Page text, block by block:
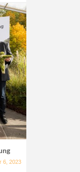
6, 2023